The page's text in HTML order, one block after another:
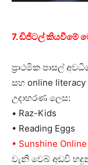
7. ඩිජිටල් කියවීමේ
ප්‍රාථමික පාසල්
සහ online
උදාහරණ ලෙස:
• Raz-Kids
• Reading Eggs
• Sunshine Online
වැනි වෙබ් අඩවි